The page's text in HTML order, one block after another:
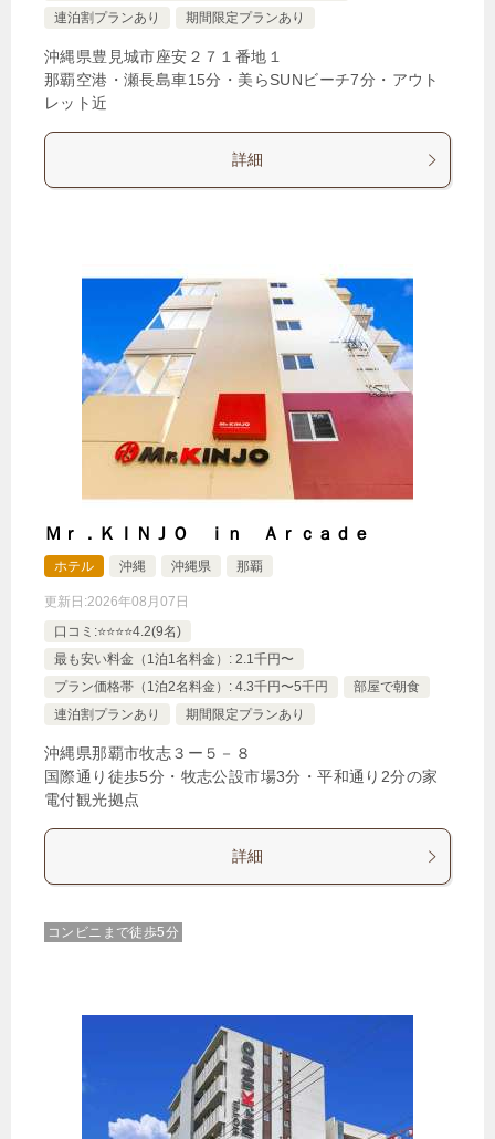
連泊割プランあり
期間限定プランあり
沖縄県豊見城市座安２７１番地１
那覇空港・瀬長島車15分・美らSUNビーチ7分・アウト
レット近
詳細
Ｍｒ．ＫＩＮＪＯ ｉｎ Ａｒｃａｄｅ
ホテル 沖縄 沖縄県 那覇
更新日:2026年08月07日
口コミ:⭐️⭐️⭐️⭐️4.2(9名)
最も安い料金（1泊1名料金）: 2.1千円〜
プラン価格帯（1泊2名料金）: 4.3千円〜5千円
部屋で朝食
連泊割プランあり
期間限定プランあり
沖縄県那覇市牧志３ー５－８
国際通り徒歩5分・牧志公設市場3分・平和通り2分の家
電付観光拠点
詳細
コンビニまで徒歩5分